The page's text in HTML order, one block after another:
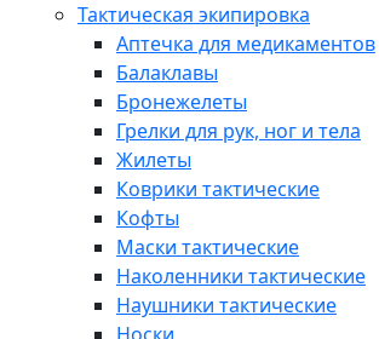
Тактическая экипировка
Аптечка для медикаментов
Балаклавы
Бронежелеты
Грелки для рук, ног и тела
Жилеты
Коврики тактические
Кофты
Маски тактические
Наколенники тактические
Наушники тактические